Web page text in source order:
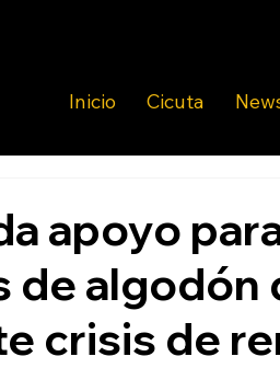
Inicio Cicuta
apoyo
algodón
crisis de